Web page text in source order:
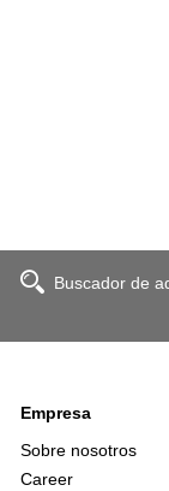
Buscador de
Empresa
Sobre nosotros
Career